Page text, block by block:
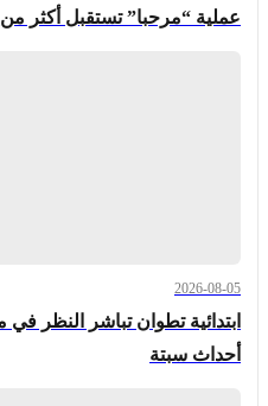
عملية “مرحبا” تستقبل أكثر من 2.74 مليون من مغاربة العالم
2026-08-05
أحداث سبتة